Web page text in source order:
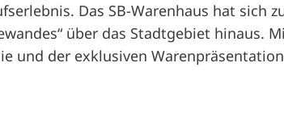
Das SB-Warenhaus hat sich
über das Stadtgebiet hinaus.
und der exklusiven